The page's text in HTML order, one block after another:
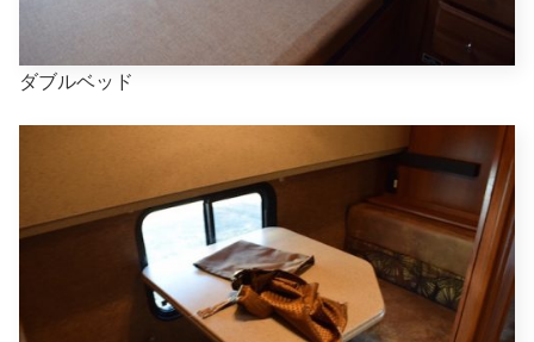
ダブルベッド